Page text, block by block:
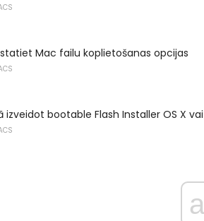
Mac failu koplietošanas opcijas
izveidot bootable Flash Installer OS X